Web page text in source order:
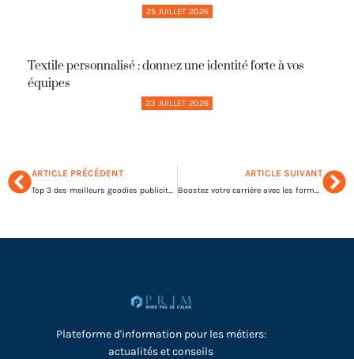
25 JUILLET 2026
Textile personnalisé : donnez une identité forte à vos
équipes
23 JUILLET 2026
ARTICLE PRÉCÉDENT
Top 3 des meilleurs goodies publicitaires en entreprise
ARTICLE SUIVANT
Boostez votre carrière avec les formations certifiantes pour adultes en entreprise
Plateforme d'information pour les métiers:
actualités et conseils